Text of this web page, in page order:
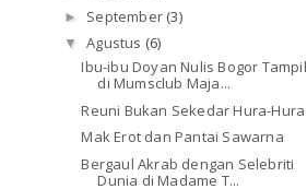
► September (3)
▼Agustus (6)
Ibu-ibu Doyan Nulis Bogor Tampil
di Mumsclub Maja...
Reuni Bukan Sekedar Hura-Hura
Mak Erot dan Pantai Sawarna
Bergaul Akrab dengan Selebriti
Dunia di Madame T...